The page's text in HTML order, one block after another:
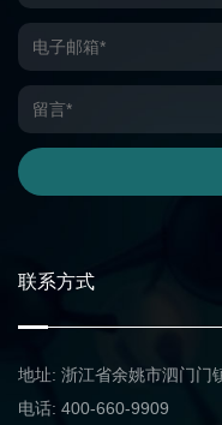
联系方式
地址: 浙江省余姚市泗门门
电话: 400-660-9909